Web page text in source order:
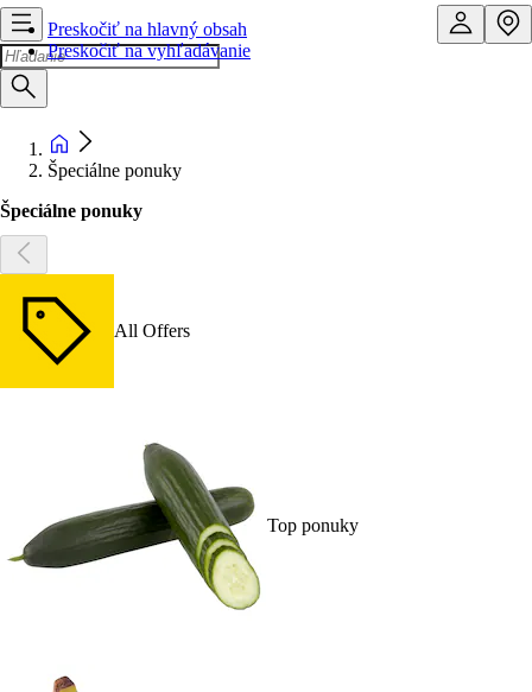
Preskočiť na hlavný obsah
Preskočiť na vyhľadávanie
Špeciálne ponuky
Špeciálne ponuky
All Offers
Top ponuky